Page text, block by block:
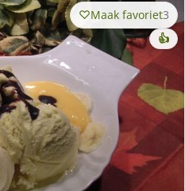
Maak favoriet3
👍